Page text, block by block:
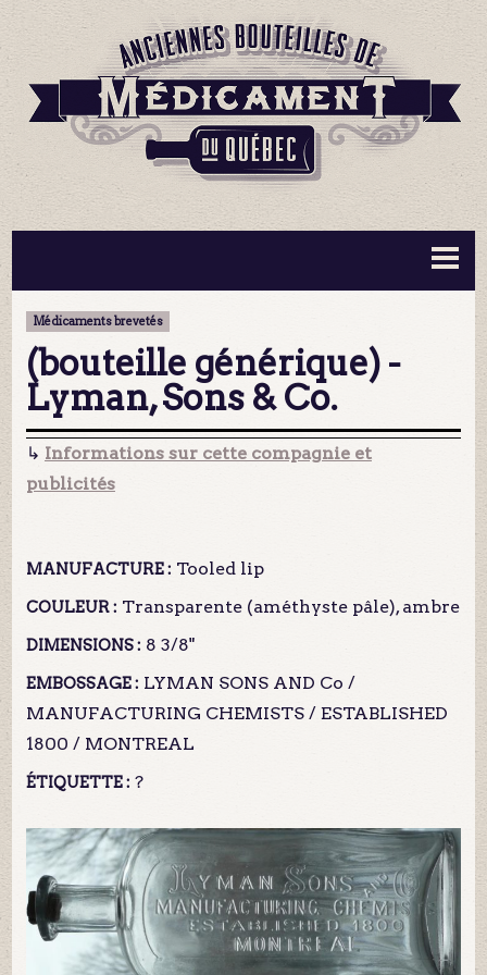
BOUTEILLES ▼
MA COLLECTION
CONTACT
Médicaments brevetés
(bouteille générique) -
Lyman, Sons & Co.
↳ Informations sur cette compagnie et
publicités
MANUFACTURE : Tooled lip
COULEUR : Transparente (améthyste pâle), ambre
DIMENSIONS : 8 3/8"
EMBOSSAGE : LYMAN SONS AND Co /
MANUFACTURING CHEMISTS / ESTABLISHED
1800 / MONTREAL
ÉTIQUETTE : ?